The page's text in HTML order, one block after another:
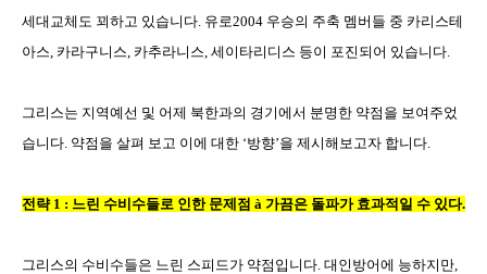
세대교체도 꾀하고 있습니다. 유로2004 우승의 주축 멤버들 중 카리스테
아스, 카라구니스, 카추라니스, 세이타리디스 등이 포진되어 있습니다.
그리스는 지역예선 및 어제 북한과의 경기에서 분명한 약점을 보여주었
습니다. 약점을 살펴 보고 이에 대한 ‘방향’을 제시해보고자 합니다.
전략1 : 느린 수비수들로 인한 문제점 à 가끔은 돌파가 효과적일 수 있다.
그리스의 수비수들은 느린 스피드가 약점입니다. 대인방어에 능하지만,